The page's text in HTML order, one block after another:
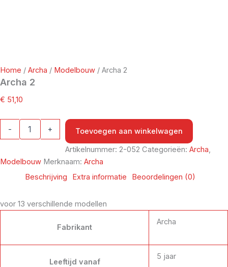
Home / Archa / Modelbouw / Archa 2
Archa 2
€ 51,10
- +
Toevoegen aan winkelwagen
Artikelnummer: 2-052Categorieën: Archa
Modelbouw Merknaam: Archa
Beschrijving
Extra informatie Beoordelingen (0)
voor 13 verschillende modellen
Fabrikant
Archa
Leeftijd vanaf
5 jaar